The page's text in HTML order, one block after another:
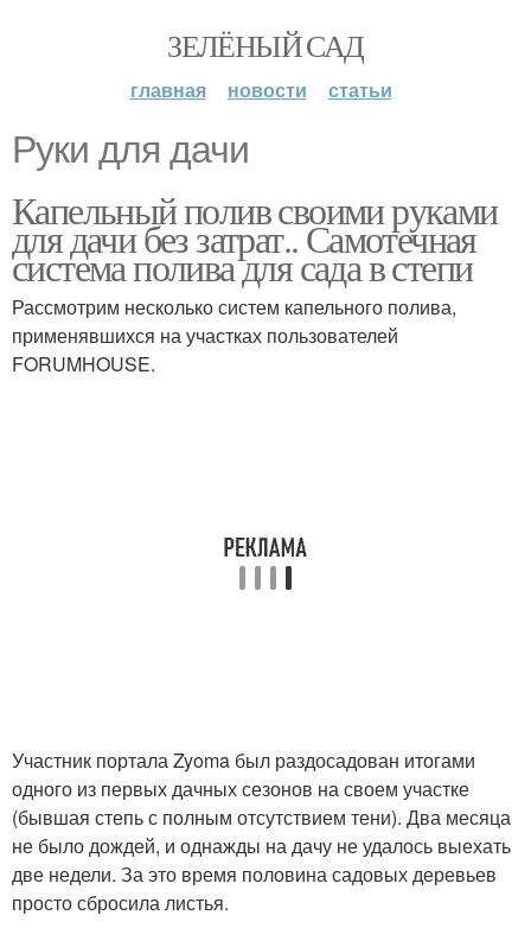
ЗЕЛЁНЫЙ САД
главная новости статьи
Руки для дачи
Капельный полив своими руками
для дачи без затрат.. Самотечная
система полива для сада в степи
Рассмотрим несколько систем капельного полива,
применявшихся на участках пользователей
FORUMHOUSE.
Участник портала Zyoma был раздосадован итогами
одного из первых дачных сезонов на своем участке
(бывшая степь с полным отсутствием тени). Два месяца
не было дождей, и однажды на дачу не удалось выехать
две недели. За это время половина садовых деревьев
просто сбросила листья.